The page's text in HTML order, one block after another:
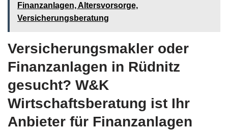
Finanzanlagen, Altersvorsorge,
Versicherungsberatung
Versicherungsmakler oder
Finanzanlagen in Rüdnitz
gesucht? W&K
Wirtschaftsberatung ist Ihr
Anbieter für Finanzanlagen